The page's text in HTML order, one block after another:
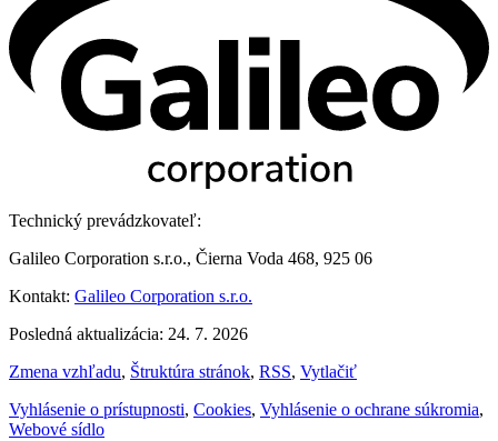
Technický prevádzkovateľ:
Galileo Corporation s.r.o., Čierna Voda 468, 925 06
Kontakt: Galileo Corporation s.r.o.
Posledná aktualizácia: 24. 7. 2026
Zmena vzhľadu, Štruktúra stránok, RSS, Vytlačiť
Vyhlásenie o prístupnosti, Cookies, Vyhlásenie o ochrane súkromia,
Webové sídlo